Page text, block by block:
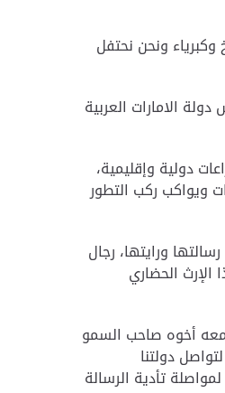
ونحن نحتفل
الامارات العربية
دولية وإقليمية،
ويواكب ركب التطور
رسالتها ورايتها، رجال
الحضاري
أخوه صاحب السمو
دولتنا
تأدية الرسالة